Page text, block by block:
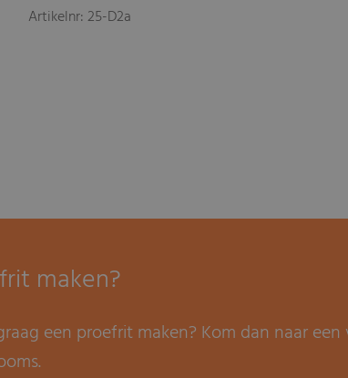
Artikelnr: 25-D2a
maken?
een proefrit maken? Kom dan naar